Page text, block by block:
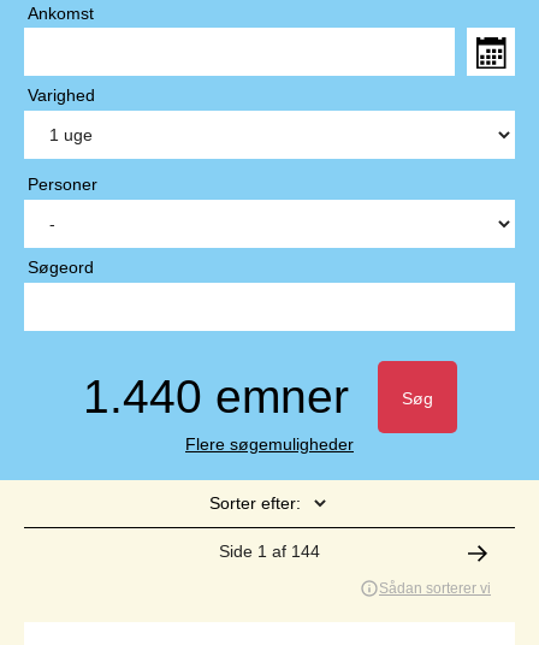
Ankomst
Varighed
Personer
Søgeord
1.440 emner Søg
Flere søgemuligheder
Sorter efter:
Side 1 af 144
Sådan sorterer vi